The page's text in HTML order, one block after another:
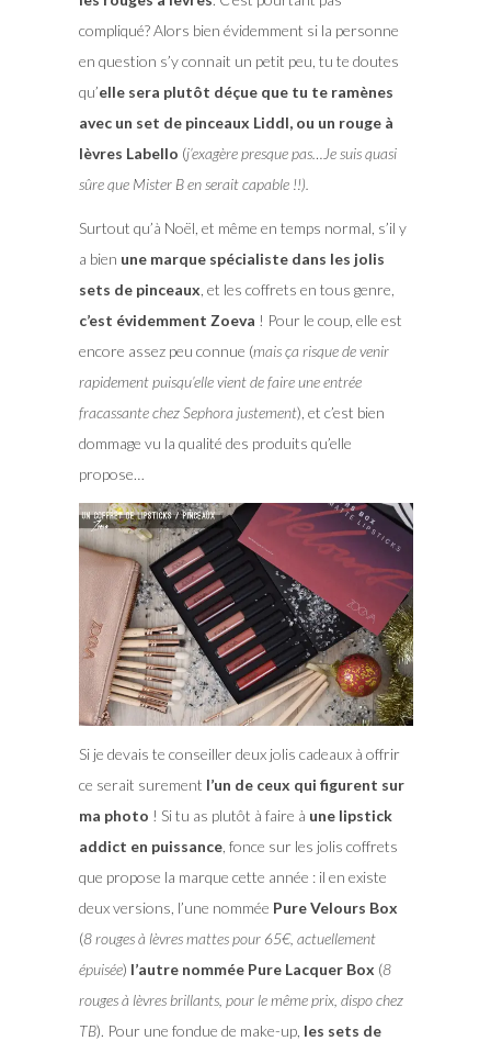
compliqué? Alors bien évidemment si la personne
en question s’y connait un petit peu, tu te doutes
qu’elle sera plutôt déçue que tu te ramènes
avec un set de pinceaux Liddl, ou un rouge à
lèvres Labello (j’exagère presque pas…Je suis quasi
sûre que Mister B en serait capable !!).
Surtout qu’à Noël, et même en temps normal, s’il y
a bien une marque spécialiste dans les jolis
sets de pinceaux , et les coffrets en tous genre,
c’est évidemment Zoeva ! Pour le coup, elle est
encore assez peu connue (mais ça risque de venir
rapidement puisqu’elle vient de faire une entrée
fracassante chez Sephora justement), et c’est bien
dommage vu la qualité des produits qu’elle
propose…
Si je devais te conseiller deux jolis cadeaux à offrir
ce serait surement l’un de ceux qui figurent sur
ma photo ! Si tu as plutôt à faire à une lipstick
addict en puissance, fonce sur les jolis coffrets
que propose la marque cette année : il en existe
deux versions, l’une nommée Pure Velours Box
(8 rouges à lèvres mattes pour 65€, actuellement
épuisée) l’autre nommée Pure Lacquer Box (8
rouges à lèvres brillants, pour le même prix, dispo chez
TB). Pour une fondue de make-up, les sets de